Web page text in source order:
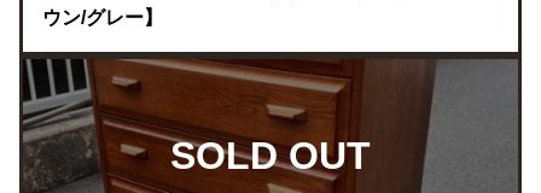
ウン/グレー】
SOLD OUT